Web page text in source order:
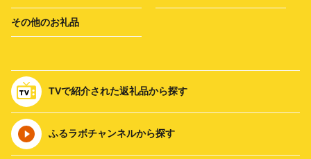
その他のお礼品
TVで紹介された返礼品から探す
ふるラボチャンネルから探す